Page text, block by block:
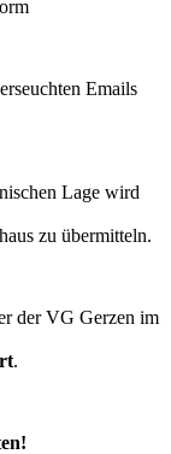
Emails
Lage wird
zu übermitteln.
der VG Gerzen im
.